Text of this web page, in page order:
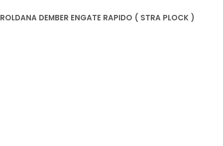
ROLDANA DEMBER ENGATE RAPIDO ( STRA PLOCK )